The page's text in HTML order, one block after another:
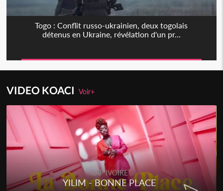
Togo : Conflit russo-ukrainien, deux togolais
détenus en Ukraine, révélation d'un pr...
VIDEO KOACIVoir+
RAP IVOIRE
YILIM - BONNE PLACE